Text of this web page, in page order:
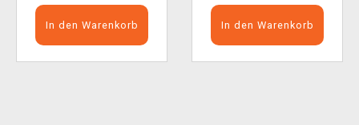
In den Warenkorb In den Warenkorb